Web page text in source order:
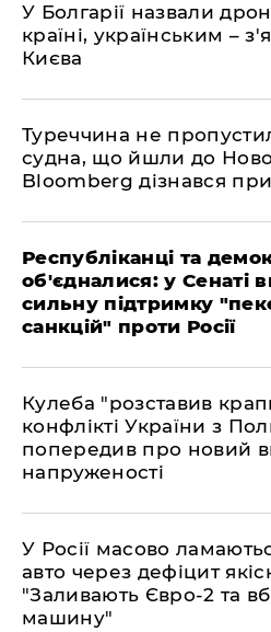
У Болгарії назвали
країні, українським –
Києва
Туреччина не
судна, що йшли до
Bloomberg дізнався
Республіканці та
об'єдналися: у Сенаті
сильну підтримку
санкцій" проти Росії
Кулеба "розставив
конфлікті України з
попередив про новий
напруженості
У Росії масово
авто через дефіцит
"Заливають Євро-2 та
машину"